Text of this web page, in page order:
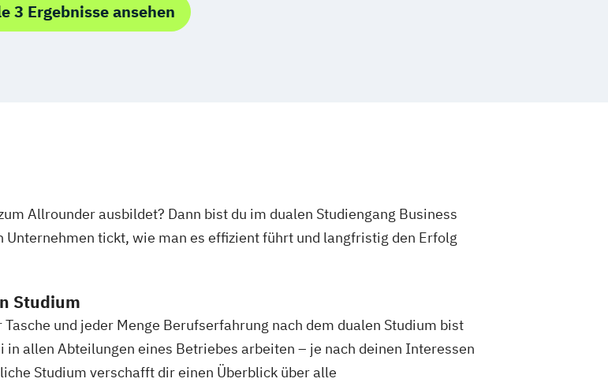
3 Ergebnisse ansehen
Allrounder ausbildet? Dann bist du im dualen Studiengang Business
tickt, wie man es effizient führt und langfristig den Erfolg
Studium
und jeder Menge Berufserfahrung nach dem dualen Studium bist
in allen Abteilungen eines Betriebes arbeiten – je nach deinen Interessen
Studium verschafft dir einen Überblick über alle